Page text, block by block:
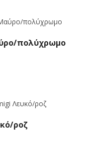
πολύχρωμο
ροζ